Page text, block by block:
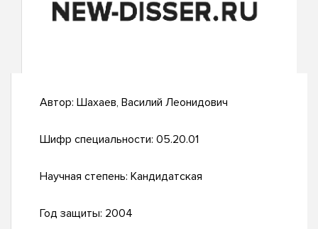
Автор: Шахаев, Василий Леонидович
Шифр специальности: 05.20.01
Научная степень: Кандидатская
Год защиты: 2004